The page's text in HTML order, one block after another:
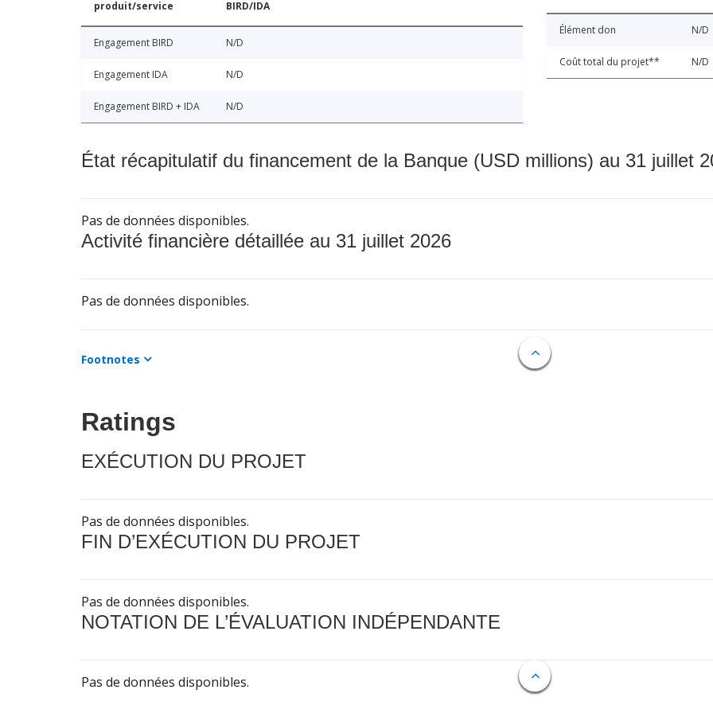
produit/service BIRD/IDA
Engagement BIRD N/D
Engagement IDA N/D
Engagement BIRD + IDA N/D
Élément don N/D
Coût total du projet** N/D
État récapitulatif du financement de la Banque (USD millions) au 31 juillet
Pas de données disponibles.
Activité financière détaillée au 31 juillet 2026
Pas de données disponibles.
Footnotes
Ratings
EXÉCUTION DU PROJET
Pas de données disponibles.
FIN D’EXÉCUTION DU PROJET
Pas de données disponibles.
NOTATION DE L’ÉVALUATION INDÉPENDANTE
Pas de données disponibles.